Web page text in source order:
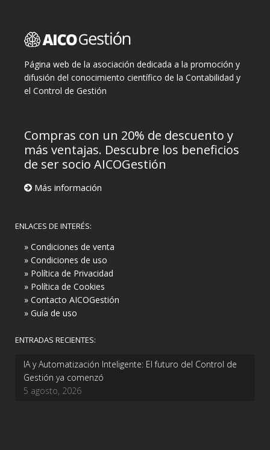
Página web de la asociación dedicada a la promoción y
difusión del conocimiento científico de la Contabilidad y
el Control de Gestión
Compras con un 20% de descuento y
más ventajas. Descubre los beneficios
de ser socio AICOGestión
Más información
ENLACES DE INTERÉS:
» Condiciones de venta
» Condiciones de uso
» Política de Privacidad
» Política de Cookies
» Contacto AICOGestión
» Guía de uso
ENTRADAS RECIENTES:
IA y Automatización Inteligente: El futuro del Control de
Gestión ya comenzó
5 agosto, 2026